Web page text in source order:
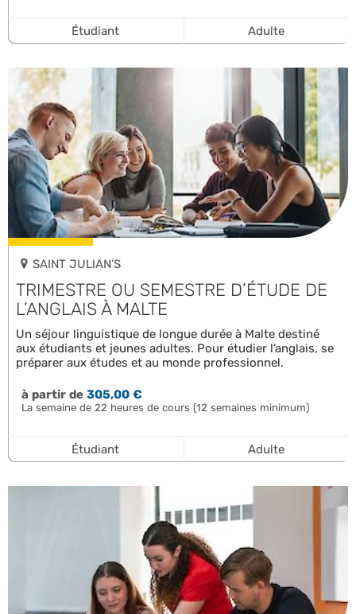
Étudiant Adulte
SAINT JULIAN’S
TRIMESTRE OU SEMESTRE D’ÉTUDE DE
L’ANGLAIS À MALTE
Un séjour linguistique de longue durée à Malte destiné
aux étudiants et jeunes adultes. Pour étudier l’anglais, se
préparer aux études et au monde professionnel.
à partir de305,00 €
La semaine de 22 heures de cours (12 semaines minimum)
Étudiant Adulte